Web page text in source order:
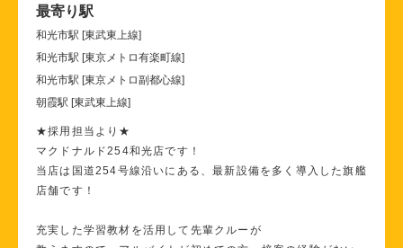
最寄り駅
和光市駅 [東武東上線]
和光市駅 [東京メトロ有楽町線]
和光市駅 [東京メトロ副都心線]
朝霞駅 [東武東上線]
★採用担当より★
マクドナルド254和光店です！
当店は国道254号線沿いにある、最新設備を多く導入した旗艦
店舗です！
充実した学習教材を活用して先輩クルーが